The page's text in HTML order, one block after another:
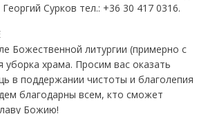
Сурков тел.: +36 30 417 0316.
Божественной литургии (примерно с
уборка храма. Просим вас оказать
в поддержании чистоты и благолепия
благодарны всем, кто сможет
Божию!